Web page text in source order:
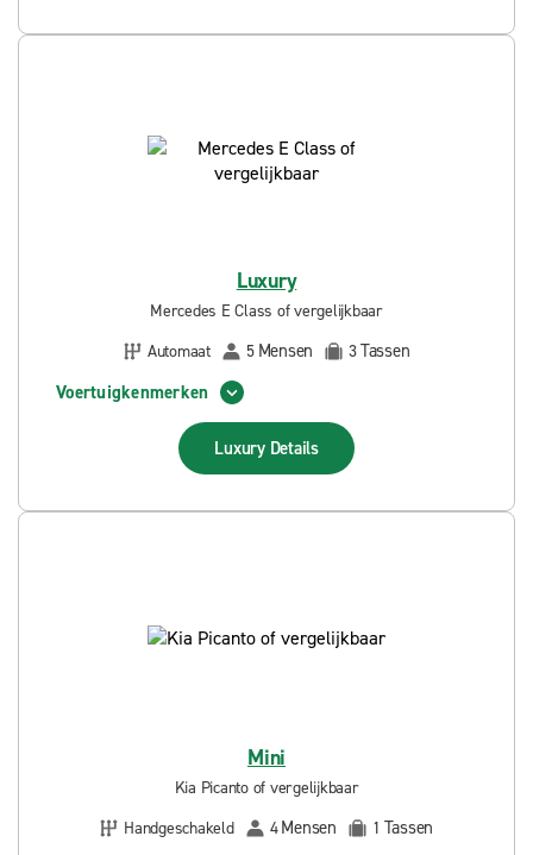
Luxury
Mercedes E Class of vergelijkbaar
Automaat
5 Mensen 3Tassen
Voertuigkenmerken
Luxury Details
Mini
Kia Picanto of vergelijkbaar
Handgeschakeld
4Mensen 1 Tassen